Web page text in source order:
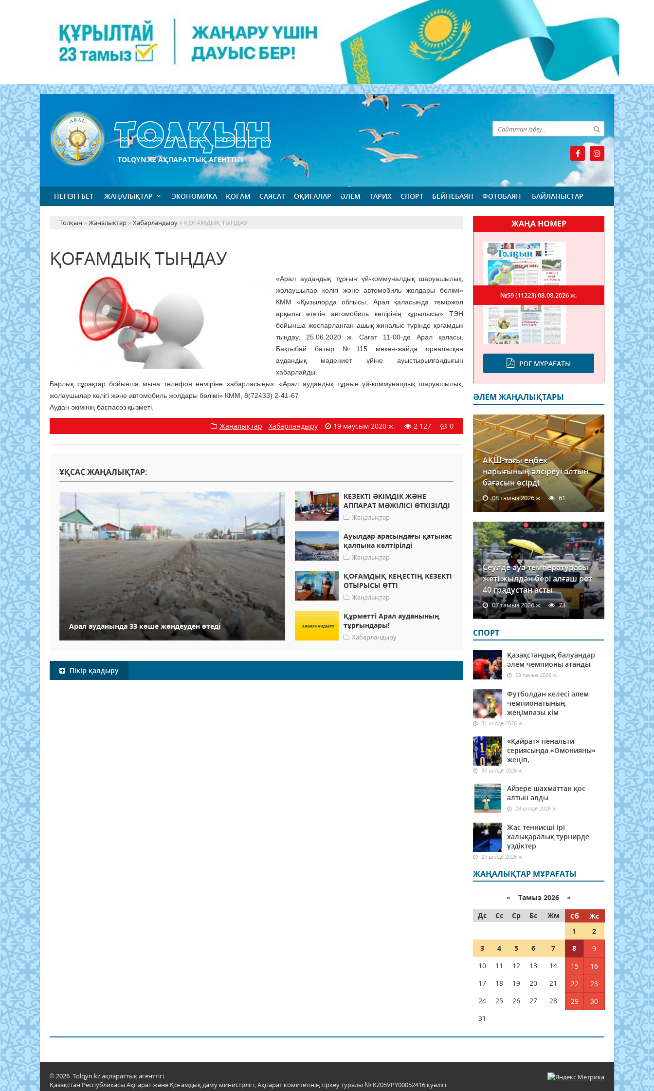
TOLQYN.KZ АҚПАРАТТЫҚ АГЕНТТІГІ
НЕГІЗГІ БЕТ ЖАҢАЛЫҚТАР ЭКОНОМИКА ҚОҒАМ САЯСАТ ОҚИҒАЛАР ӘЛЕМ ТАРИХ СПОРТ БЕЙНЕБАЯН ФОТОБАЯН БАЙЛАНЫСТАР
Толқын »Жаңалықтар »Хабарландыру » ҚОҒАМДЫҚ ТЫҢДАУ
ҚОҒАМДЫҚ ТЫҢДАУ
«Арал аудандық тұрғын үй-коммуналдық шаруашылық,
жолаушылар көлігі және автомобиль жолдары бөлімі»
КММ «Қызылорда облысы, Арал қаласында теміржол
арқылы өтетін автомобиль көпірінің құрылысы» ТЭН
бойынша жоспарланған ашық жиналыс түрінде қоғамдық
тыңдау, 25.06.2020 ж. Сағат 11-00-де Арал қаласы,
Бақтыбай батыр №115 мекен-жайда орналасқан
аудандық мәдениет үйіне ауыстырылғандығын
хабарлайды.
Барлық сұрақтар бойынша мына телефон нөміріне хабарласыңыз: «Арал аудандық тұрғын үй-коммуналдық шаруашылық,
жолаушылар көлігі және автомобиль жолдары бөлімі» КММ, 8(72433) 2-41-67
Аудан әкімінің баспасөз қызметі.
Жаңалықтар / Хабарландыру 19 маусым 2020 ж. 2 127 0
ҰҚСАС ЖАҢАЛЫҚТАР:
Арал ауданында 33 көше жөндеуден өтеді
КЕЗЕКТІ ӘКІМДІК ЖӘНЕ
АППАРАТ МӘЖІЛІСІ ӨТКІЗІЛДІ
Жаңалықтар
Ауылдар арасындағы қатынас
қалпына келтірілді
Жаңалықтар
ҚОҒАМДЫҚ КЕҢЕСТІҢ КЕЗЕКТІ
ОТЫРЫСЫ ӨТТІ
Жаңалықтар
Құрметті Арал ауданының
тұрғындары!
Хабарландыру
Пікір қалдыру
ЖАҢА НОМЕР
PDF МҰРАҒАТЫ
№59 (11223)08.08.2026 ж.
ӘЛЕМ ЖАҢАЛЫҚТАРЫ
АҚШ-тағы еңбек
нарығының әлсіреуі алтын
бағасын өсірді
08 тамыз 2026 ж. 61
Сеулде ауа температурасы
жеті жылдан бері алғаш рет
40 градустан асты
07 тамыз 2026 ж. 73
СПОРТ
Қазақстандық балуандар
әлем чемпионы атанды
03 тамыз 2026 ж.
Футболдан келесі әлем
чемпионатының
жеңімпазы кім
31 шілде 2026 ж.
«Қайрат» пенальти
сериясында «Омонияны»
жеңіп,
30 шілде 2026 ж.
Айзере шахматтан қос
алтын алды
28 шілде 2026 ж.
Жас теннисші ірі
халықаралық турнирде
үздіктер
27 шілде 2026 ж.
ЖАҢАЛЫҚТАР МҰРАҒАТЫ
« Тамыз 2026 »
Дс
Сс Ср Бс Жм Сб
Жс
1
2
3
4 5 6 7 8
9
10
11 12 13 14 15
16
17
18 19 20 21 22
23
24
25 26 27 28 29
30
31
© 2026. Tolqyn.kz ақпараттық агенттігі.
Қазақстан Республикасы Ақпарат және Қоғамдық даму министрлігі, Ақпарат комитетінің тіркеу туралы № KZ05VPY00052416 куәлігі